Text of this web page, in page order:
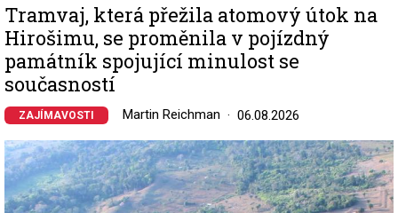
Tramvaj, která přežila atomový útok na
Hirošimu, se proměnila v pojízdný
památník spojující minulost se
současností
ZAJÍMAVOSTI Martin Reichman 06.08.2026
Image